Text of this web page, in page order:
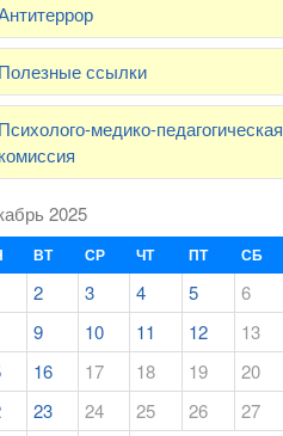
ссылки
медико-педагогическая
2025
ВТ СР ЧТ ПТ СБ
2 3 4 5 6
9
10 11 12 13
16 17 18 19 20
23 24 25 26 27